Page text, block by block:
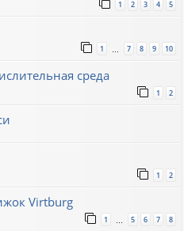
1 2 3 4 5
1 7 8 9 10
среда
1 2
1 2
Virtburg
1 5 6 7 8